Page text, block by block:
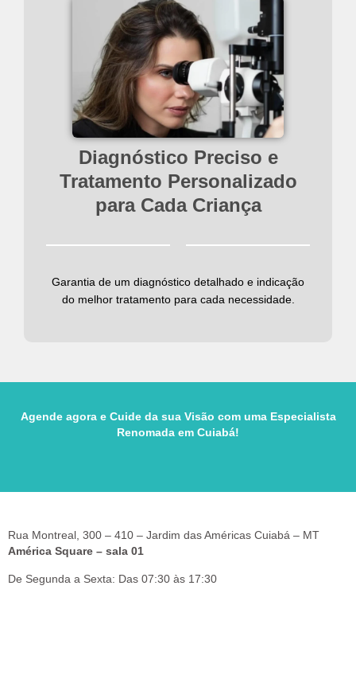
Diagnóstico Preciso e
Tratamento Personalizado
para Cada Criança
Garantia de um diagnóstico detalhado e indicação
do melhor tratamento para cada necessidade.
Agende agora e Cuide da sua Visão com uma Especialista
Renomada em Cuiabá!
Rua Montreal, 300 – 410 – Jardim das Américas Cuiabá – MT
América Square – sala 01
De Segunda a Sexta: Das 07:30 às 17:30